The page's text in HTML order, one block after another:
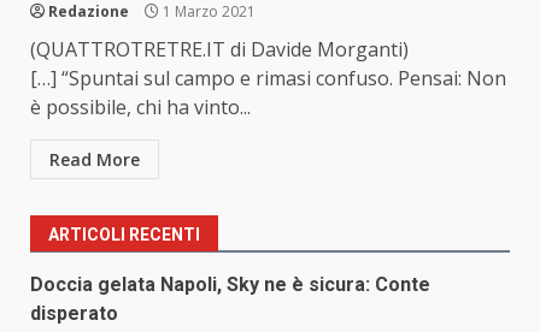
Redazione 1 Marzo 2021
(QUATTROTRETRE.IT di Davide Morganti)
[…] “Spuntai sul campo e rimasi confuso. Pensai: Non
è possibile, chi ha vinto...
Read More
ARTICOLI RECENTI
Doccia gelata Napoli, Sky ne è sicura: Conte
disperato